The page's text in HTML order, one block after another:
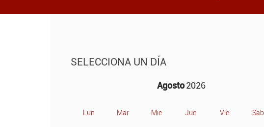
SELECCIONA UN DÍA
Agosto2026
Lun Mar Mie Jue Vie Sab